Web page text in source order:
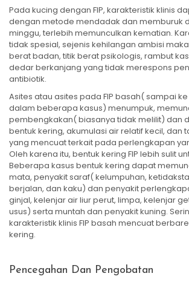
Pada kucing dengan FIP, karakteristik klinis
dengan metode mendadak dan memburuk
minggu, terlebih memunculkan kematian.
tidak spesial, sejenis kehilangan ambisi
berat badan, titik berat psikologis, rambut
dedar berkanjang yang tidak merespons
antibiotik.
Asites atau asites pada FIP basah( sampai
dalam beberapa kasus) menumpuk,
pembengkakan( biasanya tidak melilit) dan
bentuk kering, akumulasi air relatif kecil, dan
yang mencuat terkait pada perlengkapan
Oleh karena itu, bentuk kering FIP lebih sulit
Beberapa kasus bentuk kering dapat
mata, penyakit saraf( kelumpuhan,
berjalan, dan kaku) dan penyakit
ginjal, kelenjar air liur perut, limpa, kelenjar
usus) serta muntah dan penyakit kuning.
karakteristik klinis FIP basah mencuat
kering.
Pencegahan Dan Pengobatan